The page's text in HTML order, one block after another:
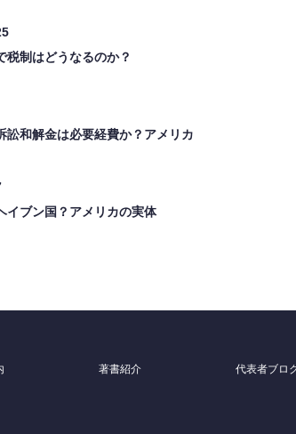
税制はどうなるのか？
訟和解金は必要経費か？アメリカ
イブン国？アメリカの実体
著書紹介 代表者ブロ